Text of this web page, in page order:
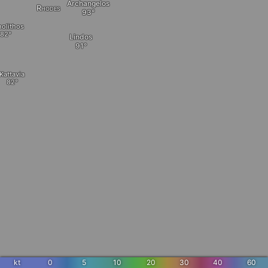
Kattavia
Archangelos
Lindos
Rhodes
kt 0 5 10 20 30 40 60